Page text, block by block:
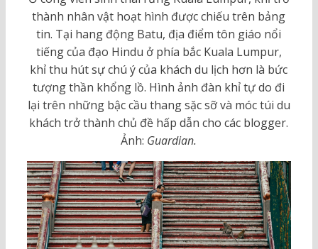
thành nhân vật hoạt hình được chiếu trên bảng
tin. Tại hang động Batu, địa điểm tôn giáo nổi
tiếng của đạo Hindu ở phía bắc Kuala Lumpur,
khỉ thu hút sự chú ý của khách du lịch hơn là bức
tượng thần khổng lồ. Hình ảnh đàn khỉ tự do đi
lại trên những bậc cầu thang sặc sỡ và móc túi du
khách trở thành chủ đề hấp dẫn cho các blogger.
Ảnh: Guardian.